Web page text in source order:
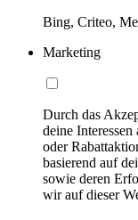
Bing, Criteo,
Marketing
Durch das
deine
oder
basierend auf
sowie deren
wir auf dieser